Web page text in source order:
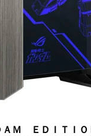
ＡＭ ＥＤＩＴＩ